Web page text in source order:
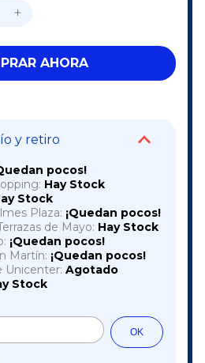
y retiro
pocos!
Hay Stock
Stock
Plaza: ¡Quedan pocos!
de Mayo: Hay Stock
¡Quedan pocos!
Martín: ¡Quedan pocos!
Unicenter: Agotado
Stock
Cambiar CP
OK